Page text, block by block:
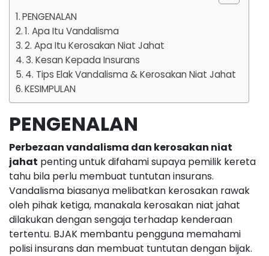
PENGENALAN
1. Apa Itu Vandalisma
2. Apa Itu Kerosakan Niat Jahat
3. Kesan Kepada Insurans
4. Tips Elak Vandalisma & Kerosakan Niat Jahat
KESIMPULAN
PENGENALAN
Perbezaan vandalisma dan kerosakan niat
jahat penting untuk difahami supaya pemilik kereta
tahu bila perlu membuat tuntutan insurans.
Vandalisma biasanya melibatkan kerosakan rawak
oleh pihak ketiga, manakala kerosakan niat jahat
dilakukan dengan sengaja terhadap kenderaan
tertentu. BJAK membantu pengguna memahami
polisi insurans dan membuat tuntutan dengan bijak.